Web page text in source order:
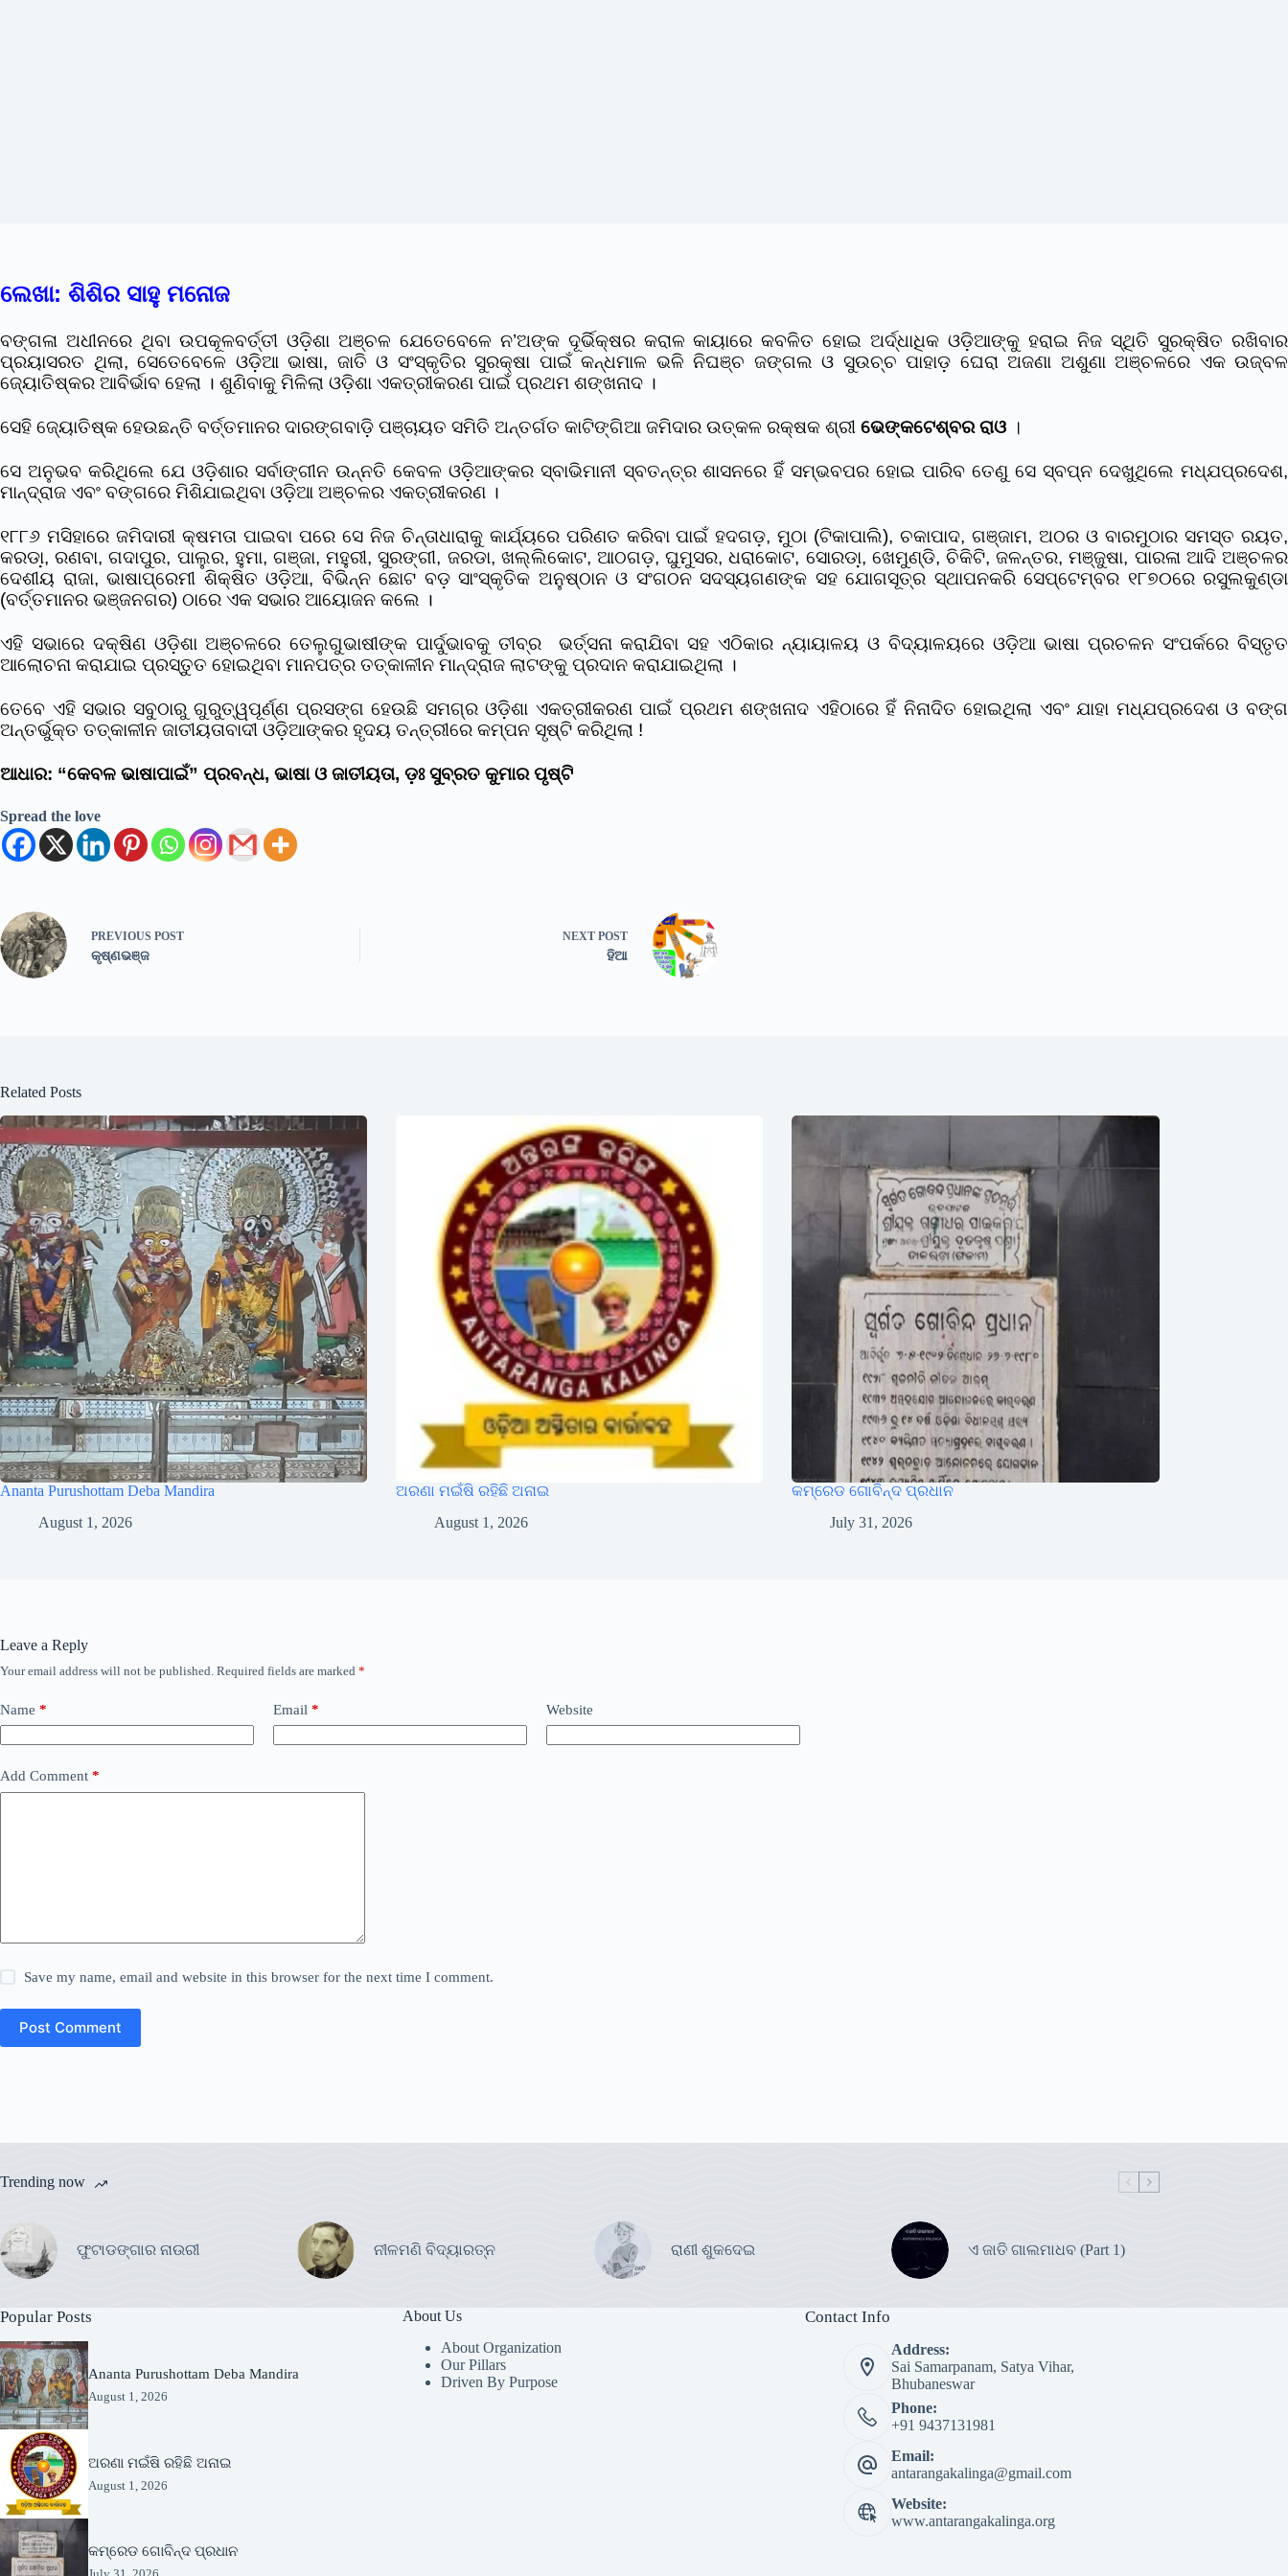
ଲେଖା: ଶିଶିର ସାହୁ ମନୋଜ
ବଙ୍ଗଳା ଅଧୀନରେ ଥିବା ଉପକୂଳବର୍ତ୍ତୀ ଓଡ଼ିଶା ଅଞ୍ଚଳ ଯେତେବେଳେ ନ’ଅଙ୍କ ଦୂର୍ଭିକ୍ଷର କରାଳ କାୟାରେ କବଳିତ ହୋଇ ଅର୍ଦ୍ଧାଧିକ ଓଡ଼ିଆଙ୍କୁ ହରାଇ ନିଜ ସ୍ଥିତି ସୁରକ୍ଷିତ ରଖିବାର
ପ୍ରୟାସରତ ଥିଲା, ସେତେବେଳେ ଓଡ଼ିଆ ଭାଷା, ଜାତି ଓ ସଂସ୍କୃତିର ସୁରକ୍ଷା ପାଇଁ କନ୍ଧମାଳ ଭଳି ନିଘଞ୍ଚ ଜଙ୍ଗଲ ଓ ସୁଉଚ୍ଚ ପାହାଡ଼ ଘେରା ଅଜଣା ଅଶୁଣା ଅଞ୍ଚଳରେ ଏକ ଉଜ୍ବଳ
ଜ୍ୟୋତିଷ୍କର ଆବିର୍ଭାବ ହେଲା । ଶୁଣିବାକୁ ମିଳିଲା ଓଡ଼ିଶା ଏକତ୍ରୀକରଣ ପାଇଁ ପ୍ରଥମ ଶଙ୍ଖନାଦ ।
ସେହି ଜ୍ୟୋତିଷ୍କ ହେଉଛନ୍ତି ବର୍ତ୍ତମାନର ଦାରଙ୍ଗବାଡି଼ ପଞ୍ଚାୟତ ସମିତି ଅନ୍ତର୍ଗତ କାଟିଙ୍ଗିଆ ଜମିଦାର ଉତ୍କଳ ରକ୍ଷକ ଶ୍ରୀ ଭେଙ୍କଟେଶ୍ବର ରାଓ ।
ସେ ଅନୁଭବ କରିଥିଲେ ଯେ ଓଡ଼ିଶାର ସର୍ବାଙ୍ଗୀନ ଉନ୍ନତି କେବଳ ଓଡ଼ିଆଙ୍କର ସ୍ବାଭିମାନୀ ସ୍ବତନ୍ତ୍ର ଶାସନରେ ହିଁ ସମ୍ଭବପର ହୋଇ ପାରିବ ତେଣୁ ସେ ସ୍ବପ୍ନ ଦେଖୁଥିଲେ ମଧ୍ଯପ୍ରଦେଶ,
ମାନ୍ଦ୍ରାଜ ଏବଂ ବଙ୍ଗରେ ମିଶିଯାଇଥିବା ଓଡ଼ିଆ ଅଞ୍ଚଳର ଏକତ୍ରୀକରଣ ।
୧୮୮୬ ମସିହାରେ ଜମିଦାରୀ କ୍ଷମତା ପାଇବା ପରେ ସେ ନିଜ ଚିନ୍ତାଧାରାକୁ କାର୍ଯ୍ୟରେ ପରିଣତ କରିବା ପାଇଁ ହଦଗଡ଼, ମୁଠା (ଟିକାପାଲି), ଚକାପାଦ, ଗଞ୍ଜାମ, ଅଠର ଓ ବାରମୁଠାର ସମସ୍ତ ରୟତ,
କରଡା଼, ରଣବା, ଗଦାପୁର, ପାଲୁର, ହୁମା, ଗଞ୍ଜା, ମହୁରୀ, ସୁରଙ୍ଗୀ, ଜରଡା, ଖଲ୍ଲିକୋଟ, ଆଠଗଡ଼, ଘୁମୁସର, ଧରାକୋଟ, ସୋରଡା଼, ଖେମୁଣ୍ଡି, ଚିକିଟି, ଜଳନ୍ତର, ମଞ୍ଜୁଷା, ପାରଳା ଆଦି ଅଞ୍ଚଳର
ଦେଶୀୟ ରାଜା, ଭାଷାପ୍ରେମୀ ଶିକ୍ଷିତ ଓଡ଼ିଆ, ବିଭିନ୍ନ ଛୋଟ ବଡ଼ ସାଂସ୍କୃତିକ ଅନୁଷ୍ଠାନ ଓ ସଂଗଠନ ସଦସ୍ୟଗଣଙ୍କ ସହ ଯୋଗସୂତ୍ର ସ୍ଥାପନକରି ସେପ୍ଟେମ୍ବର ୧୮୭୦ରେ ରସୁଲକୁଣ୍ଡା
(ବର୍ତ୍ତମାନର ଭଞ୍ଜନଗର) ଠାରେ ଏକ ସଭାର ଆୟୋଜନ କଲେ ।
ଏହି ସଭାରେ ଦକ୍ଷିଣ ଓଡ଼ିଶା ଅଞ୍ଚଳରେ ତେଲୁଗୁଭାଷୀଙ୍କ ପାର୍ଦୁଭାବକୁ ତୀବ୍ର ଭର୍ତ୍ସନା କରାଯିବା ସହ ଏଠିକାର ନ୍ୟାୟାଳୟ ଓ ବିଦ୍ୟାଳୟରେ ଓଡ଼ିଆ ଭାଷା ପ୍ରଚଳନ ସଂପର୍କରେ ବିସ୍ତୃତ
ଆଲୋଚନା କରାଯାଇ ପ୍ରସ୍ତୁତ ହୋଇଥିବା ମାନପତ୍ର ତତ୍କାଳୀନ ମାନ୍ଦ୍ରାଜ ଲାଟଙ୍କୁ ପ୍ରଦାନ କରାଯାଇଥିଲା ।
ତେବେ ଏହି ସଭାର ସବୁଠାରୁ ଗୁରୁତ୍ୱପୂର୍ଣ୍ଣ ପ୍ରସଙ୍ଗ ହେଉଛି ସମଗ୍ର ଓଡ଼ିଶା ଏକତ୍ରୀକରଣ ପାଇଁ ପ୍ରଥମ ଶଙ୍ଖନାଦ ଏହିଠାରେ ହିଁ ନିନାଦିତ ହୋଇଥିଲା ଏବଂ ଯାହା ମଧ୍ଯପ୍ରଦେଶ ଓ ବଙ୍ଗ
ଅନ୍ତର୍ଭୁକ୍ତ ତତ୍କାଳୀନ ଜାତୀୟତାବାଦୀ ଓଡ଼ିଆଙ୍କର ହୃଦୟ ତନ୍ତ୍ରୀରେ କମ୍ପନ ସୃଷ୍ଟି କରିଥିଲା !
ଆଧାର: “କେବଳ ଭାଷାପାଇଁ” ପ୍ରବନ୍ଧ, ଭାଷା ଓ ଜାତୀୟତା, ଡ଼ଃ ସୁବ୍ରତ କୁମାର ପୃଷ୍ଟି
Spread the love
PREVIOUS POST
କୃଷ୍ଣଭଞ୍ଜ
NEXT POST
ହିଆ
Related Posts
Ananta Purushottam Deba Mandira
August 1, 2026
ଅରଣା ମଇଁଷି ରହିଛି ଅନାଇ
August 1, 2026
କମ୍ରେଡ ଗୋବିନ୍ଦ ପ୍ରଧାନ
July 31, 2026
Leave a Reply
Your email address will not be published. Required fields are marked *
Name * Email * Website
Add Comment *
Save my name, email and website in this browser for the next time I comment.
Post Comment
Trending now
ଫୁଟାଡଙ୍ଗାର ନାଉରୀ ନୀଳମଣି ବିଦ୍ୟାରତ୍ନ ରାଣୀ ଶୁକଦେଇ ଏ ଜାତି ଗାଲମାଧବ (Part 1)
Popular Posts
Ananta Purushottam Deba Mandira
August 1, 2026
ଅରଣା ମଇଁଷି ରହିଛି ଅନାଇ
August 1, 2026
କମ୍ରେଡ ଗୋବିନ୍ଦ ପ୍ରଧାନ
About Us
About Organization
Our Pillars
Driven By Purpose​
Contact Info
Address:
Sai Samarpanam, Satya Vihar,
Bhubaneswar
Phone:
+91 9437131981
Email:
antarangakalinga@gmail.com
Website:
www.antarangakalinga.org